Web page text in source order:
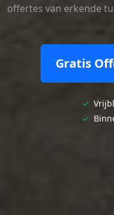
offertes van erkende
Gratis
✓
✓